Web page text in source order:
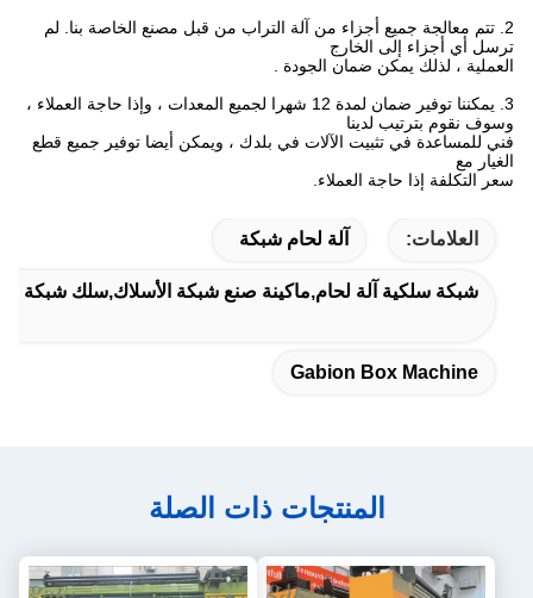
لم
ترسل أي أجزاء إلى الخارج
العملية ، لذلك يمكن ضمان الجودة .
3. يمكننا توفير ضمان لمدة 12 شهرا لجميع المعدات ، وإذا حاجة العملاء ،
وسوف نقوم بترتيب لدينا
فني للمساعدة في تثبيت الآلات في بلدك ، ويمكن أيضا توفير جميع قطع
الغيار مع
سعر التكلفة إذا حاجة العملاء.
العلامات: آلة لحام شبكة
شبكة سلكية آلة لحام,ماكينة صنع شبكة الأسلاك,سلك شبكة
Gabion Box Machine
المنتجات ذات الصلة